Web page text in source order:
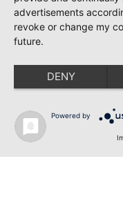
advertisements
revoke or change my
future.
DENY
Powered by